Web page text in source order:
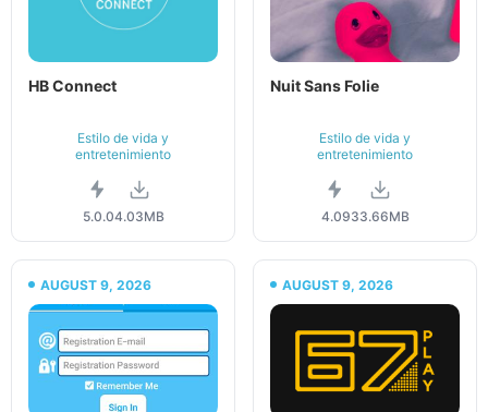
HB Connect
Estilo de vida y
entretenimiento
5.0.04.03MB
Nuit Sans Folie
Estilo de vida y
entretenimiento
4.0933.66MB
AUGUST 9, 2026 AUGUST 9, 2026